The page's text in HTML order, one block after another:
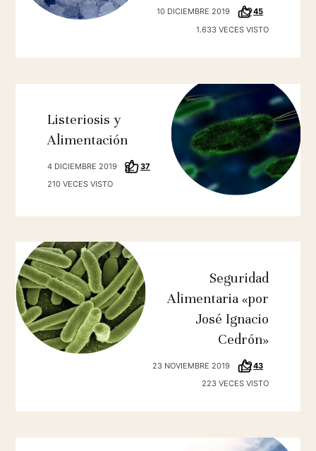
10 DICIEMBRE 2019
45
1.633 VECES VISTO
Listeriosis y
Alimentación
4 DICIEMBRE 2019
37
210 VECES VISTO
Seguridad
Alimentaria «por
José Ignacio
Cedrón»
23 NOVIEMBRE 2019
43
223 VECES VISTO